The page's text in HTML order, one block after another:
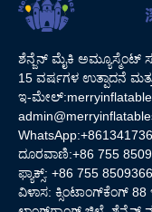
ಶೆನ್ಜೆನ್ ಮೈಕಿ
15 ವರ್ಷಗಳ ಉತ್ಪಾದನೆ
ಇ-ಮೇಲ್:
ದೂರವಾಣಿ:+86 755
ಫ್ಯಾಕ್ಸ್: +86 755
ವಿಳಾಸ: ಕ್ಸಿಂಟಾಂಗ್‌ಕೆಂಗ್ 88